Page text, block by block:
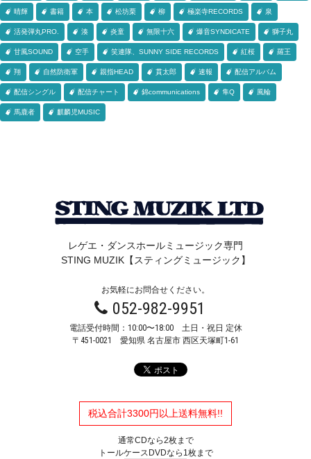
晴輝 書籍 本 松坊栗 柳 極楽寺RECORDS 泉
活発弾丸PRO. 湊 炎童 無限十六 爆音SYNDICATE 獅子丸
甘風SOUND 空手 笑連隊、SUNNY SIDE RECORDS 紅桜 羅王
翔 自然防衛軍 親指HEAD 貫太郎 速報 配信アルバム
配信シングル 配信チャート 錦communications 隼Q 風輪
馬鹿者 麒麟児MUSIC
レゲエ・ダンスホールミュージック専門
STING MUZIK【スティングミュージック】
お気軽にお問合せください。
052-982-9951
電話受付時間：10:00〜18:00 土日・祝日 定休
〒451-0021 愛知県 名古屋市 西区天塚町1-61
税込合計3300円以上送料無料!!
通常CDなら2枚まで
トールケースDVDなら1枚まで